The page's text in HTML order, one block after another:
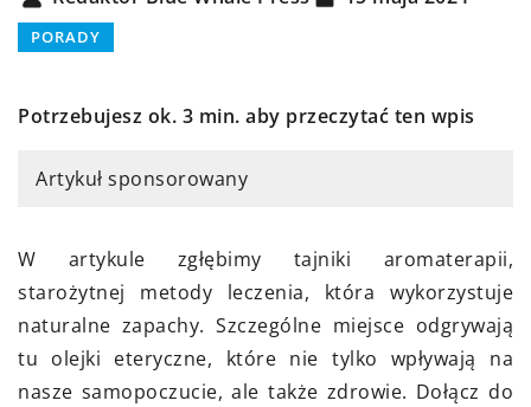
PORADY
Potrzebujesz ok. 3 min. aby przeczytać ten wpis
Artykuł sponsorowany
W artykule zgłębimy tajniki aromaterapii,
starożytnej metody leczenia, która wykorzystuje
naturalne zapachy. Szczególne miejsce odgrywają
tu olejki eteryczne, które nie tylko wpływają na
nasze samopoczucie, ale także zdrowie. Dołącz do